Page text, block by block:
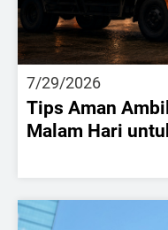
7/29/2026
Tips Aman
Malam Hari